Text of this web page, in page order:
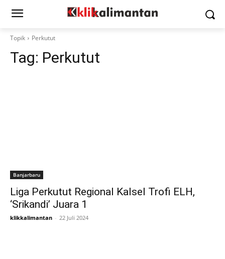
Topik Perkutut
Tag: Perkutut
Banjarbaru
Liga Perkutut Regional Kalsel Trofi ELH,
‘Srikandi’ Juara 1
klikkalimantan - 22 Juli 2024